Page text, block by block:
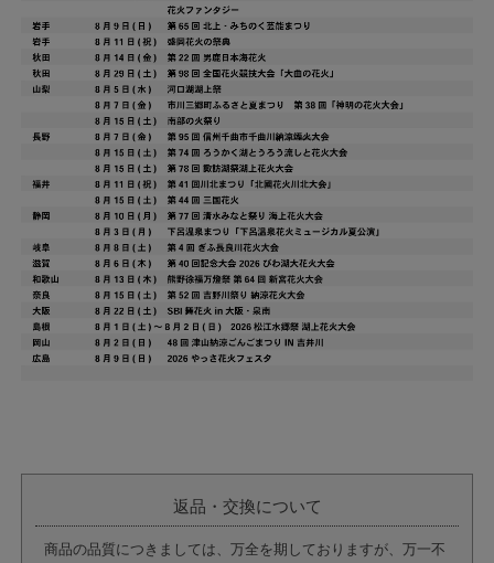
返品・交換について
商品の品質につきましては、万全を期しておりますが、万一不